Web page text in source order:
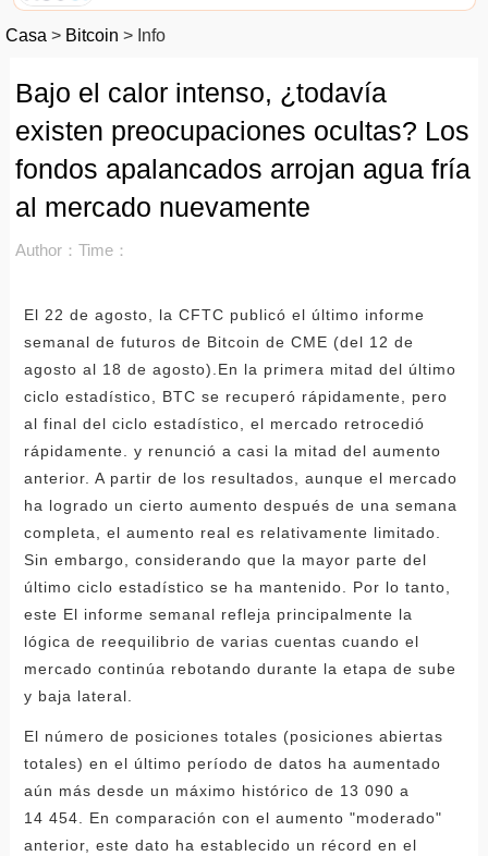
Casa > Bitcoin > Info
Bajo el calor intenso, ¿todavía
existen preocupaciones ocultas? Los
fondos apalancados arrojan agua fría
al mercado nuevamente
Author： Time：
El 22 de agosto, la CFTC publicó el último informe
semanal de futuros de Bitcoin de CME (del 12 de
agosto al 18 de agosto).En la primera mitad del último
ciclo estadístico, BTC se recuperó rápidamente, pero
al final del ciclo estadístico, el mercado retrocedió
rápidamente. y renunció a casi la mitad del aumento
anterior. A partir de los resultados, aunque el mercado
ha logrado un cierto aumento después de una semana
completa, el aumento real es relativamente limitado.
Sin embargo, considerando que la mayor parte del
último ciclo estadístico se ha mantenido. Por lo tanto,
este El informe semanal refleja principalmente la
lógica de reequilibrio de varias cuentas cuando el
mercado continúa rebotando durante la etapa de sube
y baja lateral.
El número de posiciones totales (posiciones abiertas
totales) en el último período de datos ha aumentado
aún más desde un máximo histórico de 13 090 a
14 454. En comparación con el aumento "moderado"
anterior, este dato ha establecido un récord en el